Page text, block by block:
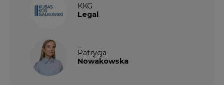
KKG
Legal
Patrycja
Nowakowska